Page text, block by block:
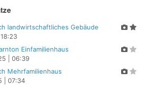
landwirtschaftliches Gebäude
18:23
Einfamilienhaus
06:39
Mehrfamilienhaus
07:34